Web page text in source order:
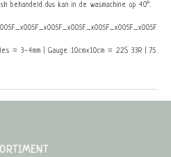
behandeld dus kan in de wasmachine op 40°.
= 3-4mm | Gauge 10cmx10cm = 22S 33R | 75